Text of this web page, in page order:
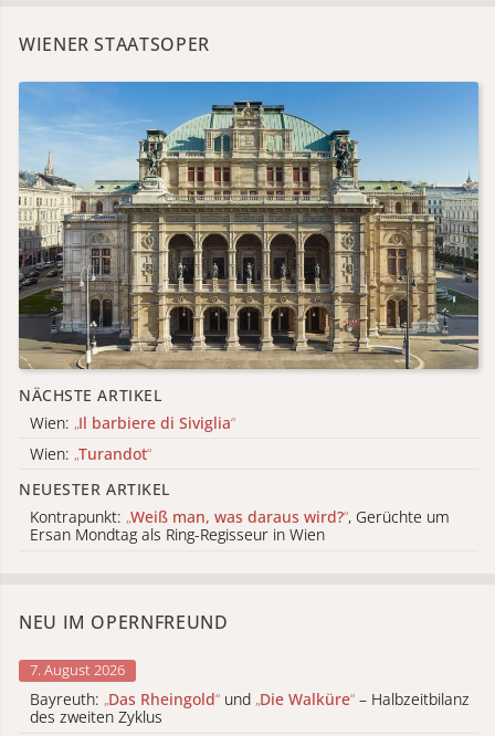
WIENER STAATSOPER
NÄCHSTE ARTIKEL
Wien: „Il barbiere di Siviglia“
Wien: „Turandot“
NEUESTER ARTIKEL
Kontrapunkt: „Weiß man, was daraus wird?“, Gerüchte um
Ersan Mondtag als Ring-Regisseur in Wien
NEU IM OPERNFREUND
7. August 2026
Bayreuth: „Das Rheingold“ und „Die Walküre“ – Halbzeitbilanz
des zweiten Zyklus